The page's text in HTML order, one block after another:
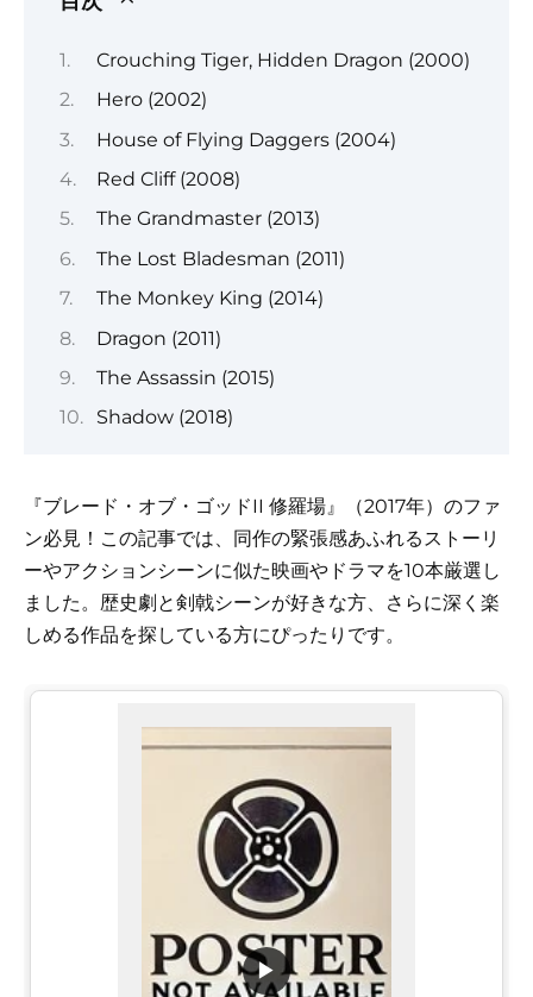
Crouching Tiger, Hidden Dragon (2000)
Hero (2002)
House of Flying Daggers (2004)
Red Cliff (2008)
The Grandmaster (2013)
The Lost Bladesman (2011)
The Monkey King (2014)
Dragon (2011)
The Assassin (2015)
Shadow (2018)
『ブレード・オブ・ゴッドII 修羅場』（2017年）のファ
ン必見！この記事では、同作の緊張感あふれるストーリ
ーやアクションシーンに似た映画やドラマを10本厳選し
ました。歴史劇と剣戟シーンが好きな方、さらに深く楽
しめる作品を探している方にぴったりです。
▶